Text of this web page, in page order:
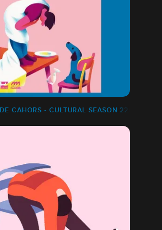
CAHORS - CULTURAL SEASON 22/23